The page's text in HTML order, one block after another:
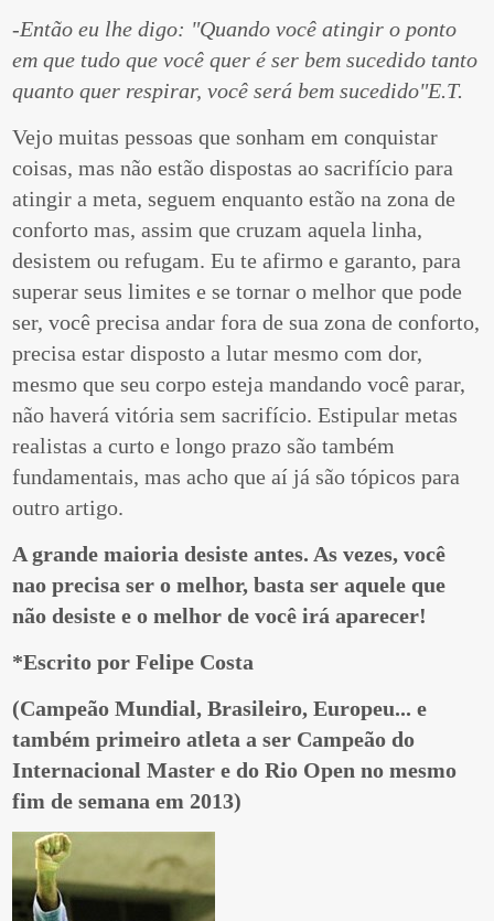
-Então eu lhe digo: "Quando você atingir o ponto
em que tudo que você quer é ser bem sucedido tanto
quanto quer respirar, você será bem sucedido"E.T.
Vejo muitas pessoas que sonham em conquistar
coisas, mas não estão dispostas ao sacrifício para
atingir a meta, seguem enquanto estão na zona de
conforto mas, assim que cruzam aquela linha,
desistem ou refugam. Eu te afirmo e garanto, para
superar seus limites e se tornar o melhor que pode
ser, você precisa andar fora de sua zona de conforto,
precisa estar disposto a lutar mesmo com dor,
mesmo que seu corpo esteja mandando você parar,
não haverá vitória sem sacrifício. Estipular metas
realistas a curto e longo prazo são também
fundamentais, mas acho que aí já são tópicos para
outro artigo.
A grande maioria desiste antes. As vezes, você
nao precisa ser o melhor, basta ser aquele que
não desiste e o melhor de você irá aparecer!
*Escrito por Felipe Costa
(Campeão Mundial, Brasileiro, Europeu... e
também primeiro atleta a ser Campeão do
Internacional Master e do Rio Open no mesmo
fim de semana em 2013)